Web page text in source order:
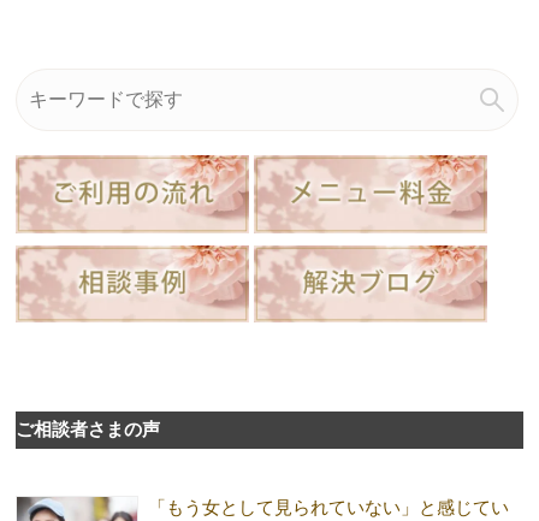
ご相談者さまの声
「もう女として見られていない」と感じてい